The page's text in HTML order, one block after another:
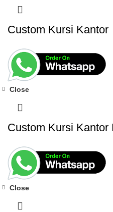
Custom Kursi Kantor
Close
Custom Kursi Kantor
Close